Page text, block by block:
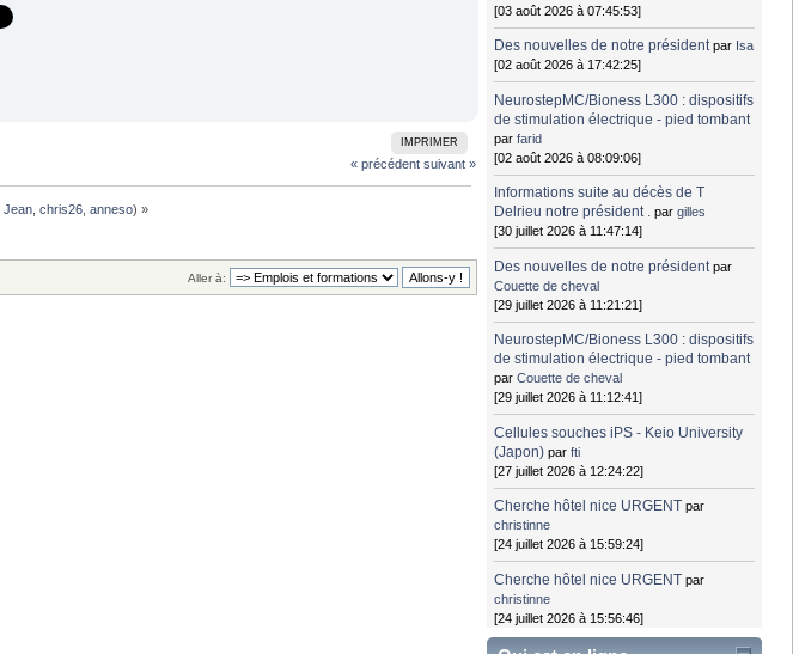
IMPRIMER
« précédent suivant »
Jean, chris26, anneso) »
Aller à:
[03 août 2026 à 07:45:53]
Des nouvelles de notre président par Isa
[02 août 2026 à 17:42:25]
NeurostepMC/Bioness L300 : dispositifs
de stimulation électrique - pied tombant
parfarid
[02 août 2026 à 08:09:06]
Informations suite au décès de T
Delrieu notre président . pargilles
[30 juillet 2026 à 11:47:14]
Des nouvelles de notre président par
Couette de cheval
[29 juillet 2026 à 11:21:21]
NeurostepMC/Bioness L300 : dispositifs
de stimulation électrique - pied tombant
parCouette de cheval
[29 juillet 2026 à 11:12:41]
Cellules souches iPS - Keio University
(Japon) parfti
[27 juillet 2026 à 12:24:22]
Cherche hôtel nice URGENT par
christinne
[24 juillet 2026 à 15:59:24]
Cherche hôtel nice URGENT par
christinne
[24 juillet 2026 à 15:56:46]